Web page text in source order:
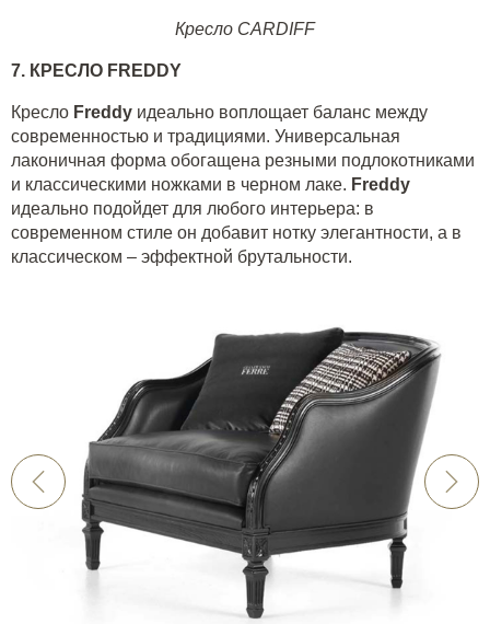
Кресло CARDIFF
7. КРЕСЛО FREDDY
Кресло Freddy идеально воплощает баланс между
современностью и традициями. Универсальная
лаконичная форма обогащена резными подлокотниками
и классическими ножками в черном лаке. Freddy
идеально подойдет для любого интерьера: в
современном стиле он добавит нотку элегантности, а в
классическом – эффектной брутальности.